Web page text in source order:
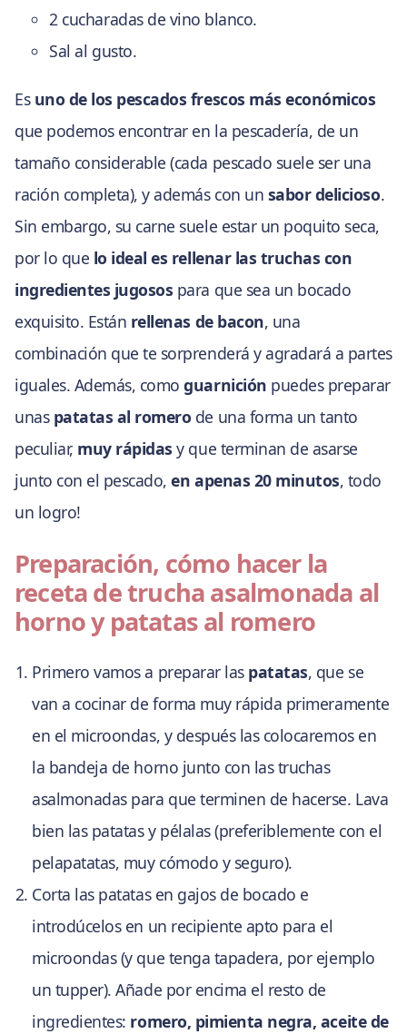
2 cucharadas de vino blanco.
Sal al gusto.
Es uno de los pescados frescos más económicos
que podemos encontrar en la pescadería, de un
tamaño considerable (cada pescado suele ser una
ración completa), y además con un sabor delicioso.
Sin embargo, su carne suele estar un poquito seca,
por lo que lo ideal es rellenar las truchas con
ingredientes jugosos para que sea un bocado
exquisito. Están rellenas de bacon, una
combinación que te sorprenderá y agradará a partes
iguales. Además, comoguarnición puedes preparar
unas patatas al romero de una forma un tanto
peculiar, muy rápidas y que terminan de asarse
junto con el pescado,en apenas 20 minutos, todo
un logro!
Preparación, cómo hacer la
receta de trucha asalmonada al
horno y patatas al romero
Primero vamos a preparar las patatas, que se
van a cocinar de forma muy rápida primeramente
en el microondas, y después las colocaremos en
la bandeja de horno junto con las truchas
asalmonadas para que terminen de hacerse. Lava
bien las patatas y pélalas (preferiblemente con el
pelapatatas, muy cómodo y seguro).
Corta las patatas en gajos de bocado e
introdúcelos en un recipiente apto para el
microondas (y que tenga tapadera, por ejemplo
un tupper). Añade por encima el resto de
ingredientes: romero, pimienta negra, aceite de